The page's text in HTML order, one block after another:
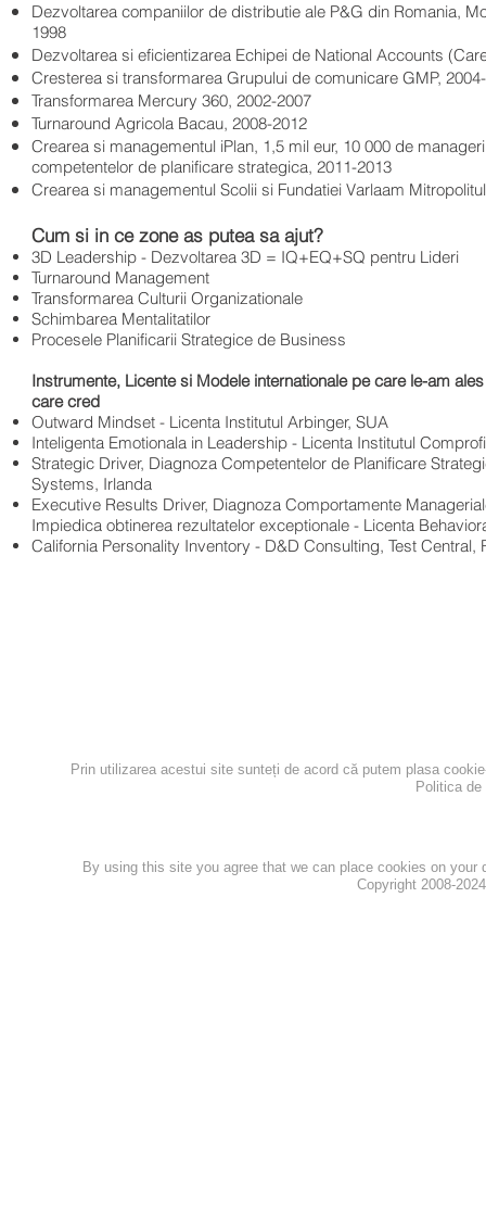
Dezvoltarea companiilor de distributie ale P&G din Romania,
1998
Dezvoltarea si eficientizarea Echipei de National Accounts
Cresterea si transformarea Grupului de comunicare GMP,
Transformarea Mercury 360, 2002-2007
Turnaround Agricola Bacau, 2008-2012
Crearea si managementul iPlan, 1,5 mil eur, 10 000 de
competentelor de planificare strategica, 2011-2013
Crearea si managementul Scolii si Fundatiei Varlaam
Cum si in ce zone as putea sa ajut?
3D Leadership - Dezvoltarea 3D = IQ+EQ+SQ pentru Lideri
Turnaround Management
Transformarea Culturii Organizationale
Schimbarea Mentalitatilor
Procesele Planificarii Strategice de Business
Instrumente, Licente si Modele internationale pe care le-am
care cred
Outward Mindset - Licenta Institutul Arbinger, SUA
Inteligenta Emotionala in Leadership - Licenta Institutul
Strategic Driver, Diagnoza Competentelor de Planificare
Systems, Irlanda
Executive Results Driver, Diagnoza Comportamente
Impiedica obtinerea rezultatelor exceptionale - Licenta
California Personality Inventory - D&D Consulting, Test Central,
Prin utilizarea acestui site sunteți de acord că putem plasa
Politica
By using this site you agree that we can place cookies on
Copyright 2008-